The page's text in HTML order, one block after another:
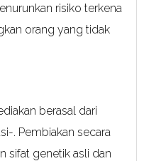
risiko terkena
orang yang tidak
berasal dari
. Pembiakan secara
sifat genetik asli dan